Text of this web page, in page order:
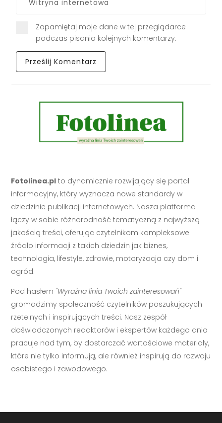
Zapamiętaj moje dane w tej przeglądarce
podczas pisania kolejnych komentarzy.
Fotolinea.pl to dynamicznie rozwijający się portal
informacyjny, który wyznacza nowe standardy w
dziedzinie publikacji internetowych. Nasza platforma
łączy w sobie różnorodność tematyczną z najwyższą
jakością treści, oferując czytelnikom kompleksowe
źródło informacji z takich dziedzin jak biznes,
technologia, lifestyle, zdrowie, motoryzacja czy dom i
ogród.
Pod hasłem "Wyraźna linia Twoich zainteresowań"
gromadzimy społeczność czytelników poszukujących
rzetelnych i inspirujących treści. Nasz zespół
doświadczonych redaktorów i ekspertów każdego dnia
pracuje nad tym, by dostarczać wartościowe materiały,
które nie tylko informują, ale również inspirują do rozwoju
osobistego i zawodowego.